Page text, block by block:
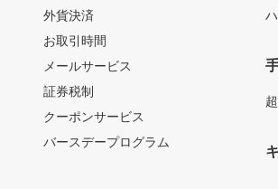
外貨決済
お取引時間
メールサービス
証券税制
クーポンサービス
バースデープログラム